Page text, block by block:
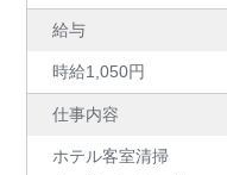
給与
時給1,050円
仕事内容
ホテル客室清掃